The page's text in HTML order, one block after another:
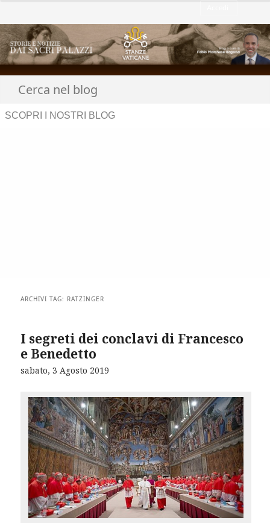
ARCHIVI TAG: RATZINGER
I segreti dei conclavi di Francesco
e Benedetto
sabato, 3 Agosto 2019